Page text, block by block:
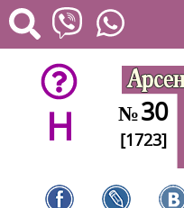
H №30
[1723]